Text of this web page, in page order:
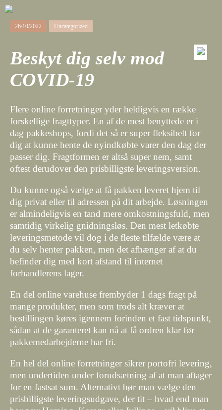
26/10/2022 Uncategorized
Beskyt dig selv mod
COVID-19
Flere online forretninger yder heldigvis en række
forskellige fragttyper. En af de mest benyttede er i
dag pakkeshops, fordi det så er super fleksibelt for
dig at kunne hente de nyindkøbte varer den dag der
passer dig. Fragtformen er altså super nem, samt
oftest derudover den prisbilligste leveringsversion.
Du kunne også vælge at få pakken leveret hjem til
dig privat eller til adressen på dit arbejde. Løsningen
er almindeligvis en tand mere omkostningsfuld, men
samtidig virkelig gnidningsløs. Den mest letkøbte
leveringsmetode vil dog i de fleste tilfælde være at
du selv henter pakken, men det afhænger af at du
befinder dig med kort afstand til internet
forhandlerens lager.
En del online varehuse frembyder 1 dags fragt på
mange produkter, men som trods alt kræver at
bestillingen køres igennem forinden et fast tidspunkt,
sådan at de garanteret kan nå at få ordren klar før
pakkemedarbejderne har fri.
En hel del online forretninger sikrer portofri levering,
men undertiden under forudsætning af at man aftager
for en fastsat sum. Alternativt bør man vælge den
prisbilligste leveringsudgave, der tit – hvad end man